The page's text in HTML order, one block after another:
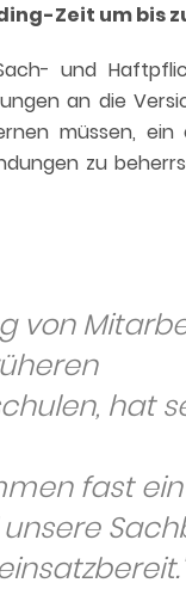
Zeit um bis
und
an die
müssen,
zu
von
hat
fast